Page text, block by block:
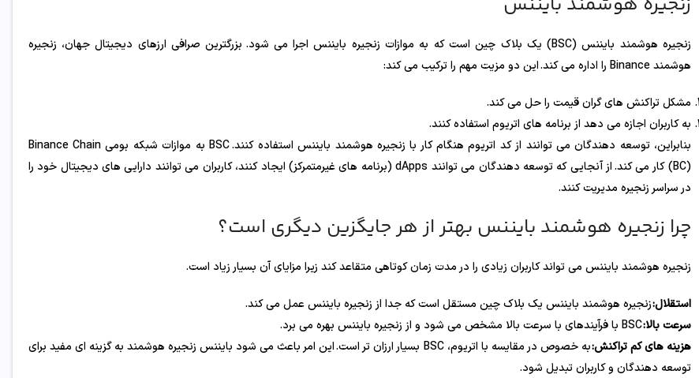
زنجیره هوشمند بایننس (BSC) یک بلاک چین است که به موازات زنجیره بایننس اجرا می شود. بزرگترین صرافی ارزهای دیجیتال جهان، زنجیره
هوشمند Binance را اداره می کند. این دو مزیت مهم را ترکیب می کند:
مشکل تراکنش های گران قیمت را حل می کند.
به کاربران اجازه می دهد از برنامه های اتریوم استفاده کنند.
بنابراین، توسعه دهندگان می توانند از کد اتریوم هنگام کار با زنجیره هوشمند بایننس استفاده کنند. BSC به موازات شبکه بومی Binance Chain
(BC) کار می کند. از آنجایی که توسعه دهندگان می توانند dApps (برنامه های غیرمتمرکز) ایجاد کنند، کاربران می توانند دارایی های دیجیتال خود را
در سراسر زنجیره مدیریت کنند.
چرا زنجیره هوشمند بایننس بهتر از هر جایگزین دیگری است؟
زنجیره هوشمند بایننس می تواند کاربران زیادی را در مدت زمان کوتاهی متقاعد کند زیرا مزایای آن بسیار زیاد است.
استقلال:زنجیره هوشمند بایننس یک بلاک چین مستقل است که جدا از زنجیره بایننس عمل می کند.
سرعت بالا:
هزینه های کم تراکنش:
به خصوص در مقایسه با اتریوم، BSC بسیار ارزان تر است. این امر باعث می شود بایننس زنجیره هوشمند به گزینه ای مفید برای
توسعه دهندگان و کاربران تبدیل شود.